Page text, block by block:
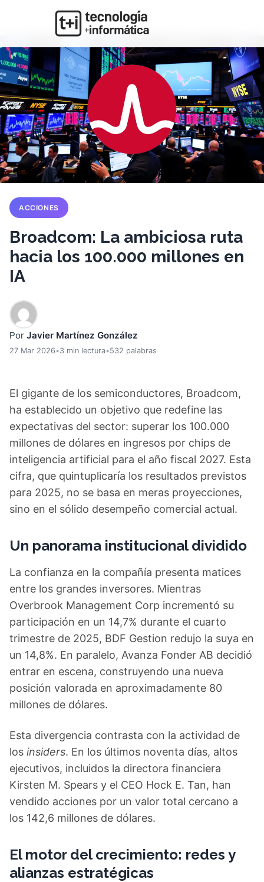
ACCIONES
Broadcom: La ambiciosa ruta
hacia los 100.000 millones en
IA
Por Javier Martínez González
27 Mar 2026•3 min lectura•532 palabras
El gigante de los semiconductores, Broadcom,
ha establecido un objetivo que redefine las
expectativas del sector: superar los 100.000
millones de dólares en ingresos por chips de
inteligencia artificial para el año fiscal 2027. Esta
cifra, que quintuplicaría los resultados previstos
para 2025, no se basa en meras proyecciones,
sino en el sólido desempeño comercial actual.
Un panorama institucional dividido
La confianza en la compañía presenta matices
entre los grandes inversores. Mientras
Overbrook Management Corp incrementó su
participación en un 14,7% durante el cuarto
trimestre de 2025, BDF Gestion redujo la suya en
un 14,8%. En paralelo, Avanza Fonder AB decidió
entrar en escena, construyendo una nueva
posición valorada en aproximadamente 80
millones de dólares.
Esta divergencia contrasta con la actividad de
los insiders. En los últimos noventa días, altos
ejecutivos, incluidos la directora financiera
Kirsten M. Spears y el CEO Hock E. Tan, han
vendido acciones por un valor total cercano a
los 142,6 millones de dólares.
El motor del crecimiento: redes y
alianzas estratégicas